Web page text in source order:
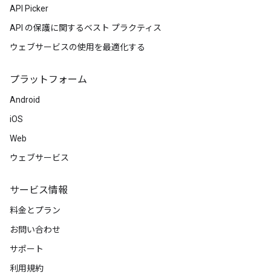
API Picker
API の保護に関するベスト プラクティス
ウェブサービスの使用を最適化する
プラットフォーム
Android
iOS
Web
ウェブサービス
サービス情報
料金とプラン
お問い合わせ
サポート
利用規約